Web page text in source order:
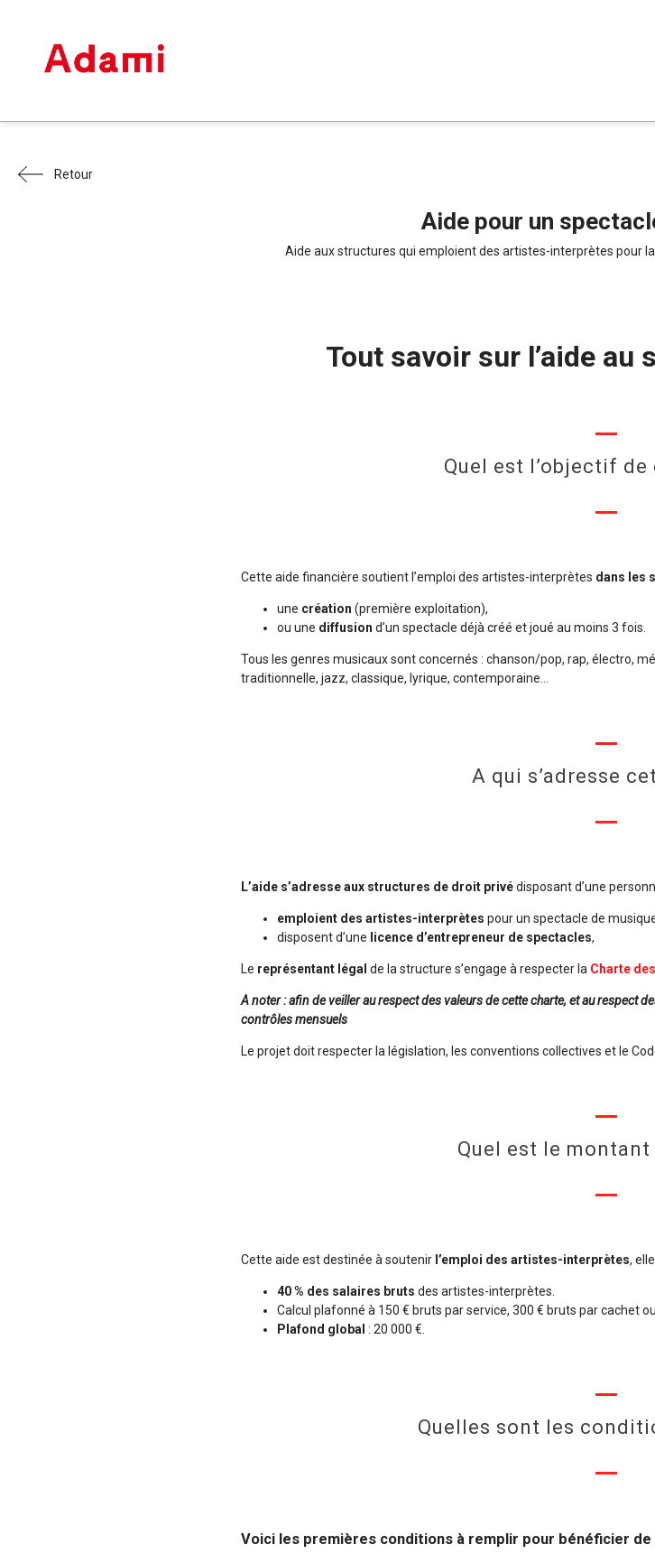
Retour
Aide pour un
Aide aux structures qui emploient des artistes-interprètes pour
Tout savoir sur l’aide au
Quel est l’objectif de
Cette aide financière soutient l’emploi des artistes-interprètes dans les
une création (première exploitation),
ou une diffusion d’un spectacle déjà créé et joué au moins 3 fois.
Tous les genres musicaux sont concernés : chanson/pop, rap, électro,
traditionnelle, jazz, classique, lyrique, contemporaine…
A qui s’adresse
L’aide s’adresse aux structures de droit privédisposant d’une
emploient des artistes-interprètes pour un spectacle de
disposent d’une licence d’entrepreneur de spectacles,
Le représentant légal de la structure s’engage à respecter la Charte
A noter : afin de veiller au respect des valeurs de cette charte, et au respect
contrôles mensuels
Le projet doit respecter la législation, les conventions collectives et le
Quel est le montant
Cette aide est destinée à soutenir l’emploi des artistes-interprètes,
40 % des salaires bruts des artistes-interprètes.
Calcul plafonné à 150 € bruts par service, 300 € bruts par cachet
Plafond global : 20 000 €.
Quelles sont les
Voici les premières conditions à remplir pour bénéficier